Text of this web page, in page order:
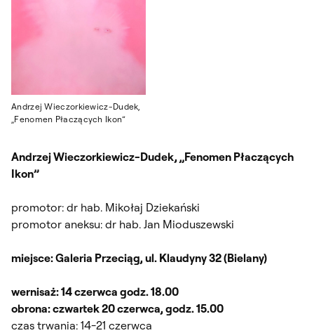
Andrzej Wieczorkiewicz-Dudek,
„Fenomen Płaczących Ikon”
Andrzej Wieczorkiewicz-Dudek, „Fenomen Płaczących
Ikon”
promotor: dr hab. Mikołaj Dziekański
promotor aneksu: dr hab. Jan Mioduszewski
miejsce: Galeria Przeciąg, ul. Klaudyny 32 (Bielany)
wernisaż: 14 czerwca godz. 18.00
obrona: czwartek 20 czerwca, godz. 15.00
czas trwania: 14-21 czerwca